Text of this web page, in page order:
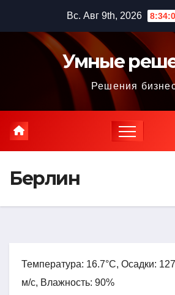
содержимому
Вс. Авг 9th, 2026
Умные
Решения
Берлин
Температура: 16.7°C, Осадки:
м/с, Влажность: 90%